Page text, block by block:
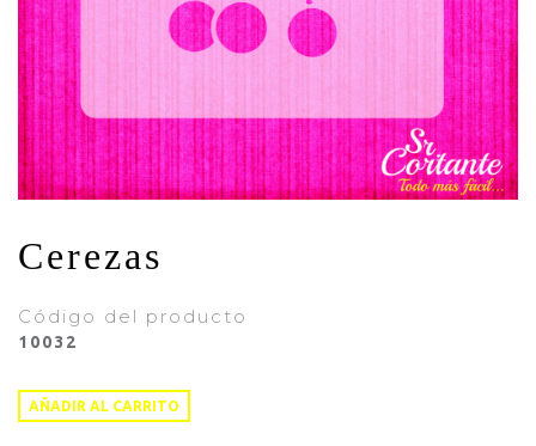
Cerezas
Código del producto
10032
AÑADIR AL CARRITO